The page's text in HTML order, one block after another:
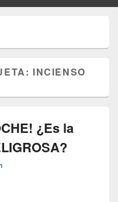
INCIENSO
¿Es la